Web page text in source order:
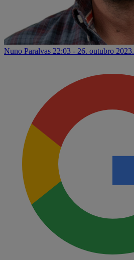
Nuno Paralvas 22:03 - 26. outubro 2023.